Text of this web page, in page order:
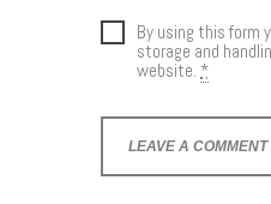
By using this form
storage and
website. *